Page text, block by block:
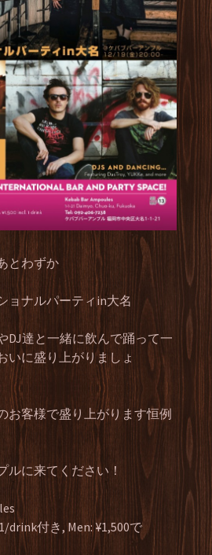
とわずか
ョナルパーティin大名
DJ達と一緒に飲んで踊って一
いに盛り上がりましょ
お客様で盛り上がります恒例
ルに来てください！
drink付き, Men: ¥1,500で